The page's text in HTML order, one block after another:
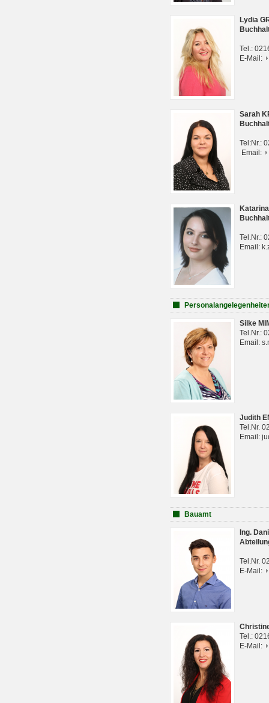
Lydia
Tel.:
E-Mail:
Sarah
Tel:Nr.:
Email:
Tel.Nr.:
Email:
Silke
Tel.Nr.:
Email:
Judith
Tel.Nr.
Email:
Bauamt
Ing.
Tel.Nr.
E-Mail:
Tel.:
E-Mail: